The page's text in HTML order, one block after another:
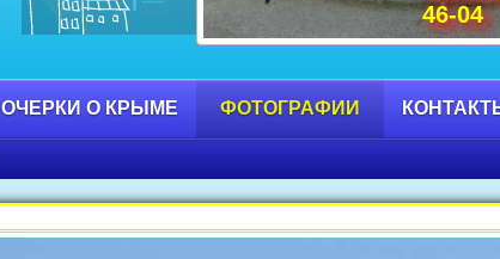
46-04
ОЧЕРКИ О КРЫМЕ ФОТОГРАФИИ